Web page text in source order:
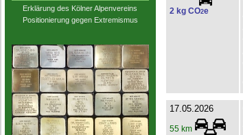
Erklärung des Kölner Alpenvereins
Positionierung gegen Extremismus
2 kg CO2e
17.05.2026
55 km